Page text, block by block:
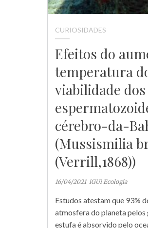
CURIOSIDADES
Efeitos do
temperatura
viabilidade dos
cérebro-da-
(Mussismilia
(Verrill,1868))
16/04/2021 iGUi Ecologia
Estudos atestam que 93%
atmosfera do planeta pelos
estufa é absorvido pelo